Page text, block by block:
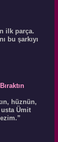
ilk parça.
bu şarkıyı
hüznün,
usta Ümit